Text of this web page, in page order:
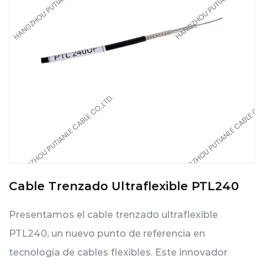
Cable Trenzado Ultraflexible PTL240
Presentamos el cable trenzado ultraflexible
PTL240, un nuevo punto de referencia en
tecnología de cables flexibles. Este innovador